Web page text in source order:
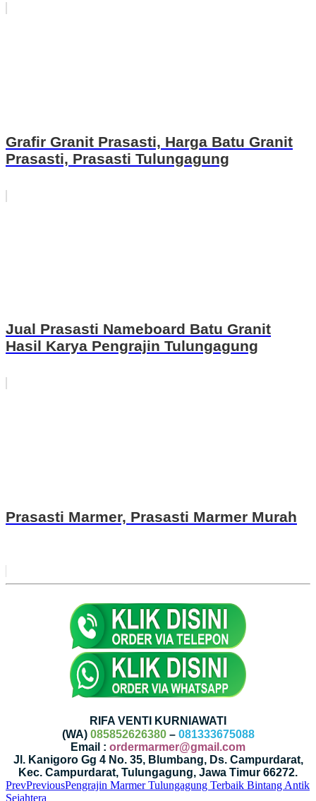
Grafir Granit Prasasti, Harga Batu Granit
Prasasti, Prasasti Tulungagung
Jual Prasasti Nameboard Batu Granit
Hasil Karya Pengrajin Tulungagung
Prasasti Marmer, Prasasti Marmer Murah
RIFA VENTI KURNIAWATI
(WA) 085852626380– 081333675088
Email : ordermarmer@gmail.com
Jl. Kanigoro Gg 4 No. 35, Blumbang, Ds. Campurdarat,
Kec. Campurdarat, Tulungagung, Jawa Timur 66272.
PrevPreviousPengrajin Marmer Tulungagung Terbaik Bintang Antik
Sejahtera